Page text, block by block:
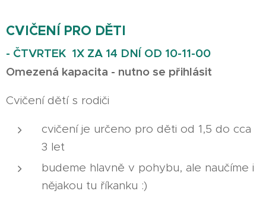
CVIČENÍ PRO DĚTI
- ČTVRTEK 1X ZA 14 DNÍ OD 10-11-00
Omezená kapacita - nutno se přihlásit
Cvičení dětí s rodiči
cvičení je určeno pro děti od 1,5 do cca
3 let
budeme hlavně v pohybu, ale naučíme i
nějakou tu říkanku :)